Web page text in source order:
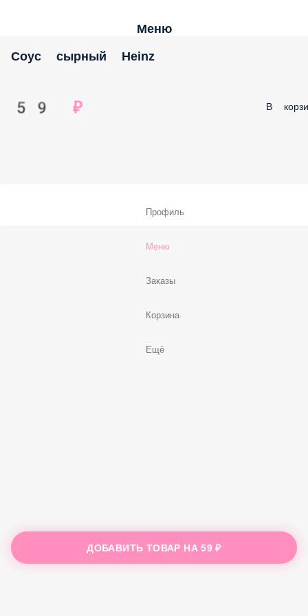
Меню
Соус сырный Heinz
59 ₽ В
ДОБАВИТЬ ТОВАР НА59 ₽
Профиль
Меню
Заказы
Корзина
Ещё